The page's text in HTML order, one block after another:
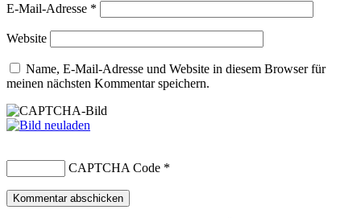
E-Mail-Adresse *
Website
Name, E-Mail-Adresse und Website in diesem Browser für
meinen nächsten Kommentar speichern.
CAPTCHA Code *